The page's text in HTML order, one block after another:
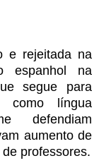
e rejeitada na
espanhol na
segue para
como língua
defendiam
aumento de
professores.